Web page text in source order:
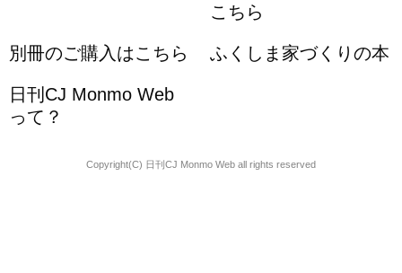
こちら
別冊のご購入はこちら ふくしま家づくりの本
日刊CJ Monmo Web
って？
Copyright(C) 日刊CJ Monmo Web all rights reserved